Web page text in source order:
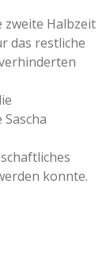
zweite Halbzeit
das restliche
konnte.